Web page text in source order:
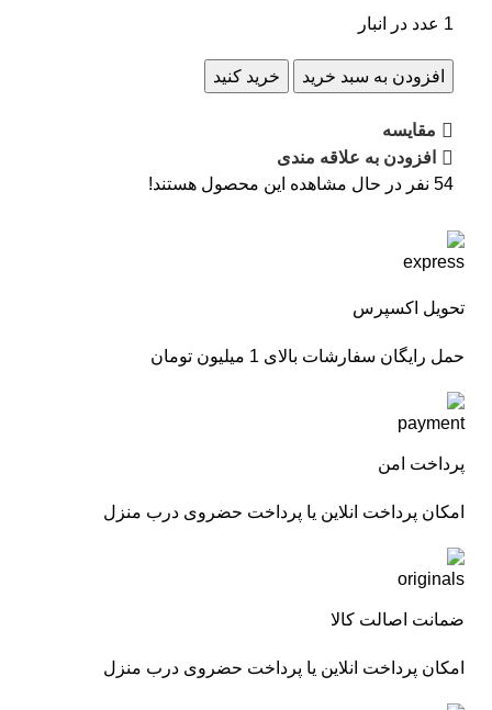
1 عدد در انبار
افزودن به سبد خرید خرید کنید
مقایسه
افزودن به علاقه مندی
54 نفر در حال مشاهده این محصول هستند!
تحویل اکسپرس
حمل رایگان سفارشات بالای 1 میلیون تومان
پرداخت امن
امکان پرداخت انلاین یا پرداخت حضروی درب منزل
ضمانت اصالت کالا
امکان پرداخت انلاین یا پرداخت حضروی درب منزل